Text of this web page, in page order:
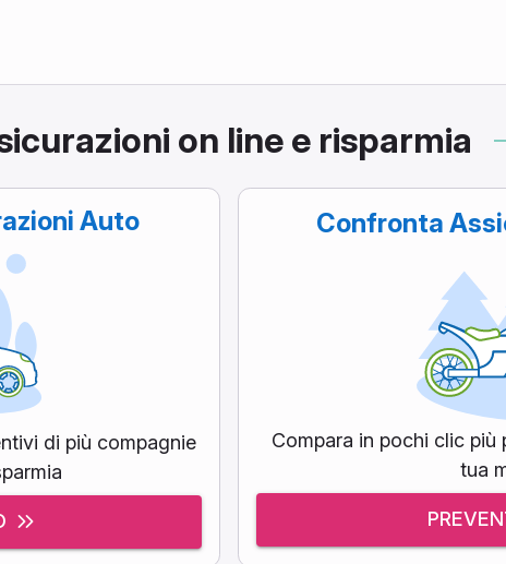
on line e risparmia
Auto
di più compagnie
Confronta
Compara in pochi clic più
tua